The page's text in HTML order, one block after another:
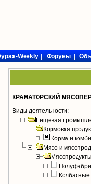
Weekly|Форумы|
КРАМАТОРСКИЙ
Виды деятельности:
Пищевая
Кормовая
Корма и
Мясо и
Мясопродукты
Колбасные